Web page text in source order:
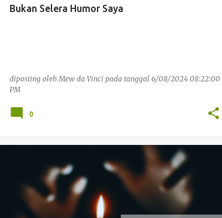
Bukan Selera Humor Saya
diposting olehMew da Vinci pada tanggal 6/08/2024 08:22:00
PM
0
PENGALAMAN PRIBADI